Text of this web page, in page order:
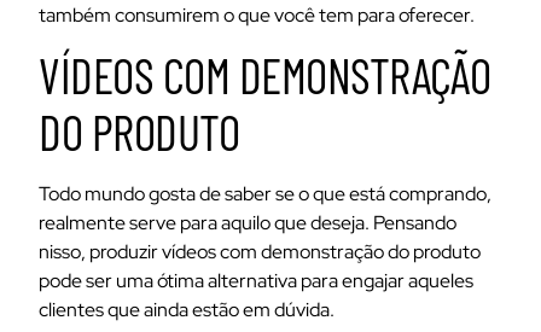
também consumirem o que você tem para oferecer.
VÍDEOS COM DEMONSTRAÇÃO
DO PRODUTO
Todo mundo gosta de saber se o que está comprando,
realmente serve para aquilo que deseja. Pensando
nisso, produzir vídeos com demonstração do produto
pode ser uma ótima alternativa para engajar aqueles
clientes que ainda estão em dúvida.